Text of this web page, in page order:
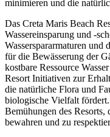
minimieren und die
Das Creta Maris Beach
Wassereinsparung und -
Wasserspararmaturen und
für die Bewässerung der
kostbare Ressource
Resort Initiativen zur
die natürliche Flora und
biologische Vielfalt
Bemühungen des
bewahren und zu